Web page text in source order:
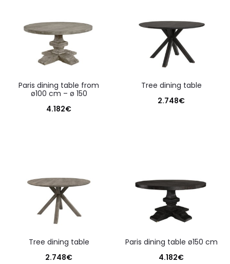
paris dining table from
ø100 cm – ø 150
4.182€
tree dining table
2.748€
tree dining table
2.748€
paris dining table ø150 cm
4.182€